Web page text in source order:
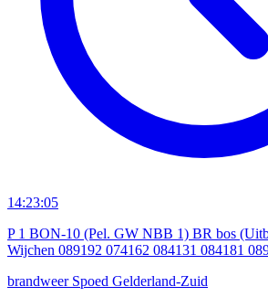
14:23:05
P 1 BON-10 (Pel. GW NBB 1) BR bos
Wijchen 089192 074162 084131 084181
brandweer Spoed Gelderland-Zuid